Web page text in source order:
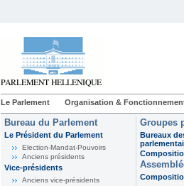
Le Parlement Organisation &
Bureau du Parlement
Le Président du Parlement
Election-Mandat-Pouvoirs
Anciens présidents
Vice-présidents
Anciens vice-présidents
Groupes
Bureaux